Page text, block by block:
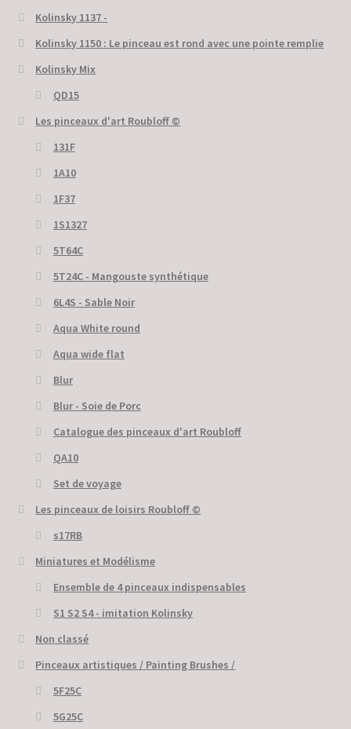
Kolinsky 1137 -
Kolinsky 1150 : Le pinceau est rond avec une pointe remplie
Kolinsky Mix
QD15
Les pinceaux d'art Roubloff ©
131F
1A10
1F37
1S1327
5T64C
5Т24С - Mangouste synthétique
6L4S - Sable Noir
Aqua White round
Aqua wide flat
Blur
Blur - Soie de Porc
Catalogue des pinceaux d'art Roubloff
QA10
Set de voyage
Les pinceaux de loisirs Roubloff ©
s17RB
Miniatures et Modélisme
Ensemble de 4 pinceaux indispensables
S1 S2 S4 - imitation Kolinsky
Non classé
Pinceaux artistiques / Painting Brushes /
5F25C
5G25C